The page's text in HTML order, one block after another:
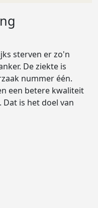
sterven er zo'n
De ziekte is
nummer één.
een betere kwaliteit
is het doel van